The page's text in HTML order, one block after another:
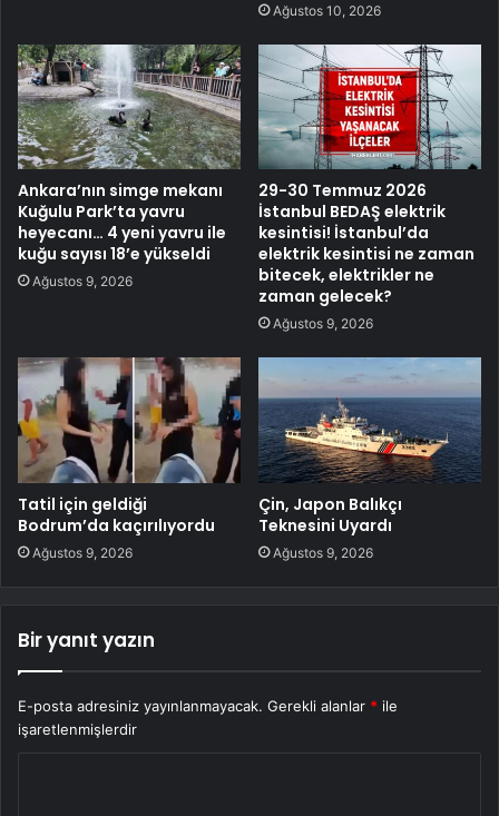
Ağustos 10, 2026
Ankara’nın simge mekanı
Kuğulu Park’ta yavru
heyecanı… 4 yeni yavru ile
kuğu sayısı 18’e yükseldi
Ağustos 9, 2026
29-30 Temmuz 2026
İstanbul BEDAŞ elektrik
kesintisi! İstanbul’da
elektrik kesintisi ne zaman
bitecek, elektrikler ne
zaman gelecek?
Ağustos 9, 2026
Tatil için geldiği
Bodrum’da kaçırılıyordu
Ağustos 9, 2026
Çin, Japon Balıkçı
Teknesini Uyardı
Ağustos 9, 2026
Bir yanıt yazın
E-posta adresiniz yayınlanmayacak. Gerekli alanlar * ile
işaretlenmişlerdir